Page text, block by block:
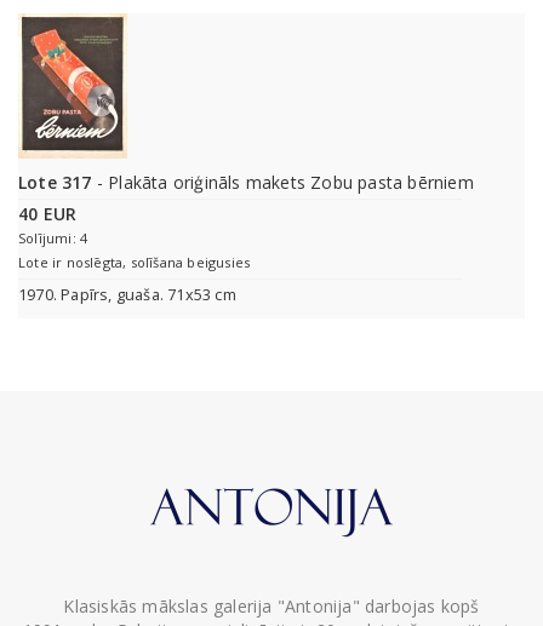
Lote 317 - Plakāta oriģināls makets Zobu pasta bērniem
40 EUR
Solījumi: 4
Lote ir noslēgta, solīšana beigusies
1970. Papīrs, guaša. 71x53 cm
Klasiskās mākslas galerija "Antonija" darbojas kopš